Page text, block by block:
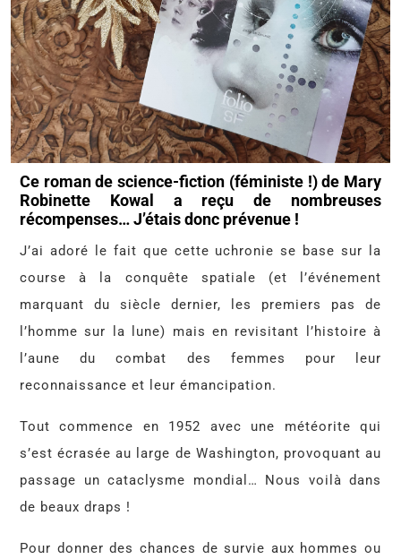
Ce roman de science-fiction (féministe !) de Mary
Robinette Kowal a reçu de nombreuses
récompenses… J’étais donc prévenue !
J’ai adoré le fait que cette uchronie se base sur la
course à la conquête spatiale (et l’événement
marquant du siècle dernier, les premiers pas de
l’homme sur la lune) mais en revisitant l’histoire à
l’aune du combat des femmes pour leur
reconnaissance et leur émancipation.
Tout commence en 1952 avec une météorite qui
s’est écrasée au large de Washington, provoquant au
passage un cataclysme mondial… Nous voilà dans
de beaux draps !
Pour donner des chances de survie aux hommes ou